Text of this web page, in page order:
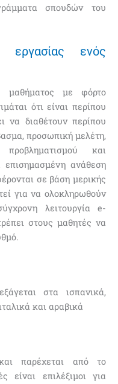
σπουδών του
εργασίας ενός
μαθήματος με φόρτο
ότι είναι περίπου
να διαθέτουν περίπου
προσωπική μελέτη,
και
ανάθεση
σε βάση μερικής
για να ολοκληρωθούν
λειτουργία e-
στους μαθητές να
στα ισπανικά,
και αραβικά
παρέχεται από το
επιλέξιμοι για